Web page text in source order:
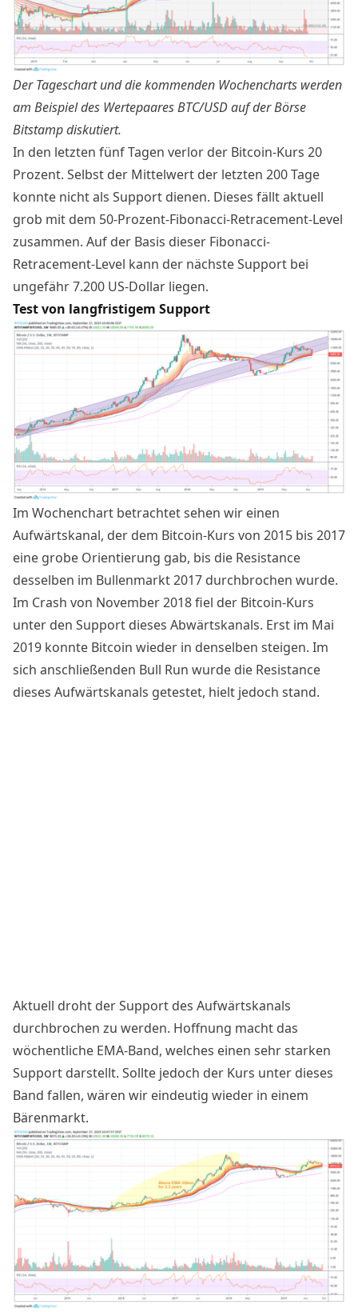
Der Tageschart und die kommenden Wochencharts werden
am Beispiel des Wertepaares BTC/USD auf der Börse
Bitstampdiskutiert.
In den letzten fünf Tagen verlor der Bitcoin-Kurs 20
Prozent. Selbst der Mittelwert der letzten 200 Tage
konnte nicht als Support dienen. Dieses fällt aktuell
grob mit dem 50-Prozent-Fibonacci-Retracement-Level
zusammen. Auf der Basis dieser Fibonacci-
Retracement-Level kann der nächste Support bei
ungefähr 7.200 US-Dollar liegen.
Test von langfristigem Support
Im Wochenchart betrachtet sehen wir einen
Aufwärtskanal, der dem Bitcoin-Kurs von 2015 bis 2017
eine grobe Orientierung gab, bis die Resistance
desselben im Bullenmarkt 2017 durchbrochen wurde.
Im Crash von November 2018 fiel der Bitcoin-Kurs
unter den Support dieses Abwärtskanals. Erst im Mai
2019 konnte Bitcoin wieder in denselben steigen. Im
sich anschließenden Bull Run wurde die Resistance
dieses Aufwärtskanals getestet, hielt jedoch stand.
Aktuell droht der Support des Aufwärtskanals
durchbrochen zu werden. Hoffnung macht das
wöchentliche EMA-Band, welches einen sehr starken
Support darstellt. Sollte jedoch der Kurs unter dieses
Band fallen, wären wir eindeutig wieder in einem
Bärenmarkt.